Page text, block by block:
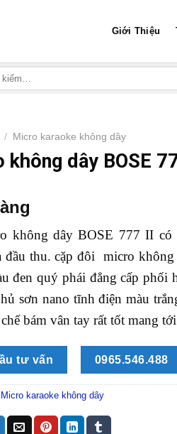
Giới Thiệu
/ Micro karaoke không dây
không dây BOSE
không dây BOSE 777 II có
đầu thu. cặp đôi micro
đen quý phái đẳng cấp phối
sơn nano tĩnh điện màu
bám vân tay rất tốt mang
tư vấn 0965.546.488
Micro karaoke không dây